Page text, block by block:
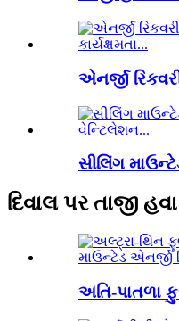
એનર્જી
સીલિંગ
દિવાલ પર તાજી
અતિ-પાતળા